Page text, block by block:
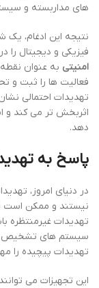
های مداربسته و
نتیجه این ادغام،
فیزیکی و دیجیتال را
امنیتی به عنوان
فعالیت ها را ثبت و
تهدیدات احتمالی
اثربخش تر می کند و
دهد.
پاسخ به
در دنیای امروز،
نیستند و ممکن است
تهدیدات غیرمنتظره
سیستم های تشخیص
تهدیدات پیچیده را
این تجهیزات می